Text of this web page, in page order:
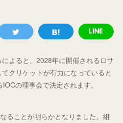
よると、2028年に開催されるロサ
クリケットが有力になっていると
の理事会で決定されます。
ることが明らかとなりました。組